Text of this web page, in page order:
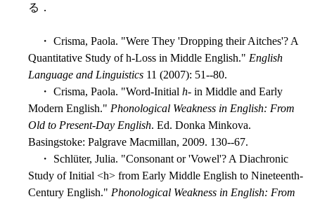
る．
・ Crisma, Paola. "Were They 'Dropping their Aitches'? A
Quantitative Study of h-Loss in Middle English." English
Language and Linguistics 11 (2007): 51--80.
・ Crisma, Paola. "Word-Initial h- in Middle and Early
Modern English." Phonological Weakness in English: From
Old to Present-Day English. Ed. Donka Minkova.
Basingstoke: Palgrave Macmillan, 2009. 130--67.
・ Schlüter, Julia. "Consonant or 'Vowel'? A Diachronic
Study of Initial <h> from Early Middle English to Nineteenth-
Century English." Phonological Weakness in English: From